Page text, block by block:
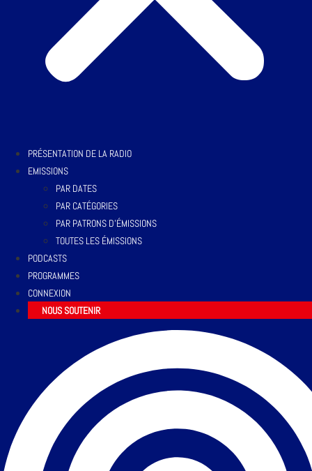
PRÉSENTATION DE LA RADIO
EMISSIONS
PAR DATES
PAR CATÉGORIES
PAR PATRONS D’ÉMISSIONS
TOUTES LES ÉMISSIONS
PODCASTS
PROGRAMMES
CONNEXION
NOUS SOUTENIR